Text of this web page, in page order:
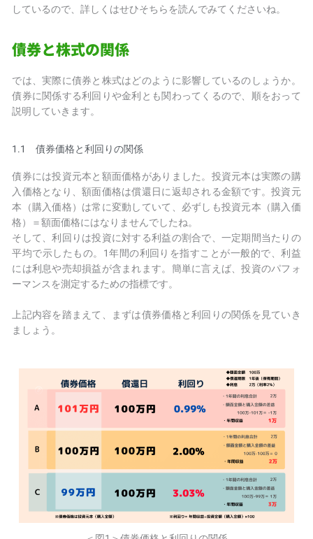
しているので、詳しくはせひそちらを読んでみてくださいね。
債券と株式の関係
では、実際に債券と株式はどのように影響しているのしょうか。
債券に関係する利回りや金利とも関わってくるので、順をおって
説明していきます。
1.1 債券価格と利回りの関係
債券には投資元本と額面価格がありました。投資元本は実際の購
入価格となり、額面価格は償還日に返却される金額です。投資元
本（購入価格）は常に変動していて、必ずしも投資元本（購入価
格）＝額面価格にはなりませんでしたね。
そして、利回りは投資に対する利益の割合で、一定期間当たりの
平均で示したもの。1年間の利回りを指すことが一般的で、利益
には利息や売却損益が含まれます。簡単に言えば、投資のパフォ
ーマンスを測定するための指標です。
上記内容を踏まえて、まずは債券価格と利回りの関係を見ていき
ましょう。